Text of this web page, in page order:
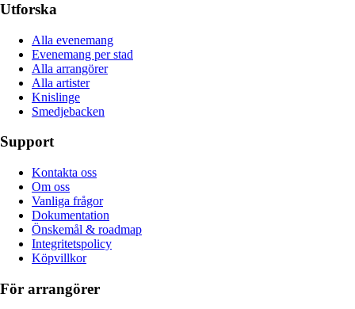
Utforska
Alla evenemang
Evenemang per stad
Alla arrangörer
Alla artister
Knislinge
Smedjebacken
Support
Kontakta oss
Om oss
Vanliga frågor
Dokumentation
Önskemål & roadmap
Integritetspolicy
Köpvillkor
För arrangörer